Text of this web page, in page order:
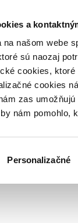
a
našom webe
sú naozaj
cookies,
cookies
zas
nám pomohlo,
Personalizačné